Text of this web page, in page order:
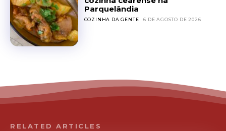
Parquelândia
COZINHA DA GENTE 6 DE AGOSTO DE 2026
RELATED ARTICLES